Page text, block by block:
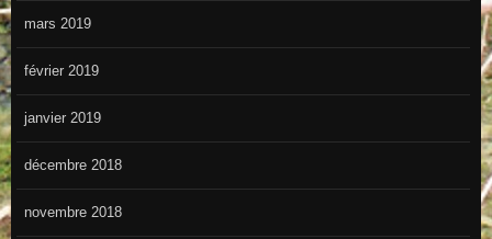
mars 2019
février 2019
janvier 2019
décembre 2018
novembre 2018